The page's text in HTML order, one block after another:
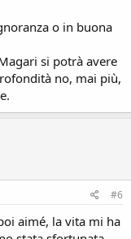
o in buona
si potrà avere
no, mai più,
#6
aimé, la vita mi ha